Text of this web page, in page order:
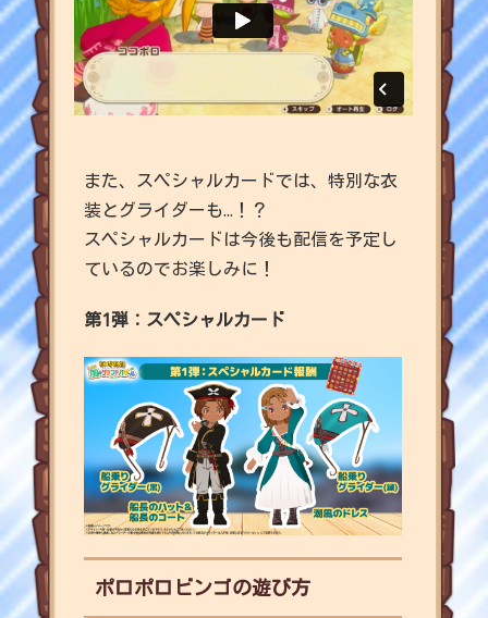
また、スペシャルカードでは、特別な衣
装とグライダーも...！？
スペシャルカードは今後も配信を予定し
ているのでお楽しみに！
第1弾：スペシャルカード
ポロポロビンゴの遊び方